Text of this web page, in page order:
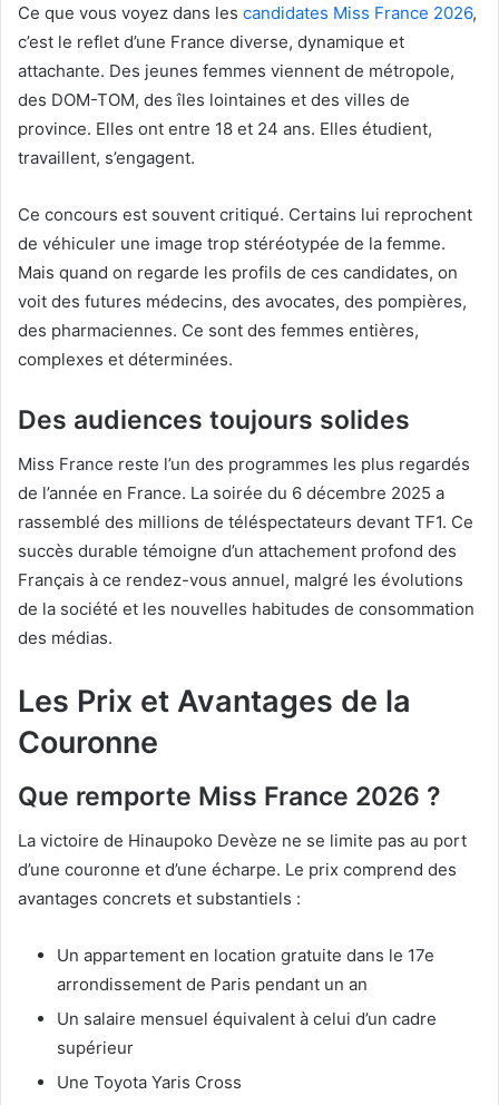
Ce que vous voyez dans les candidates Miss France 2026,
c’est le reflet d’une France diverse, dynamique et
attachante. Des jeunes femmes viennent de métropole,
des DOM-TOM, des îles lointaines et des villes de
province. Elles ont entre 18 et 24 ans. Elles étudient,
travaillent, s’engagent.
Ce concours est souvent critiqué. Certains lui reprochent
de véhiculer une image trop stéréotypée de la femme.
Mais quand on regarde les profils de ces candidates, on
voit des futures médecins, des avocates, des pompières,
des pharmaciennes. Ce sont des femmes entières,
complexes et déterminées.
Des audiences toujours solides
Miss France reste l’un des programmes les plus regardés
de l’année en France. La soirée du 6 décembre 2025 a
rassemblé des millions de téléspectateurs devant TF1. Ce
succès durable témoigne d’un attachement profond des
Français à ce rendez-vous annuel, malgré les évolutions
de la société et les nouvelles habitudes de consommation
des médias.
Les Prix et Avantages de la
Couronne
Que remporte Miss France 2026 ?
La victoire de Hinaupoko Devèze ne se limite pas au port
d’une couronne et d’une écharpe. Le prix comprend des
avantages concrets et substantiels :
Un appartement en location gratuite dans le 17e
arrondissement de Paris pendant un an
Un salaire mensuel équivalent à celui d’un cadre
supérieur
Une Toyota Yaris Cross